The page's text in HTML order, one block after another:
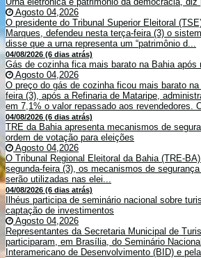
Agosto 04,2026
O presidente do Tribunal Superior Eleitoral
Marques, defendeu nesta terça-feira (3) o
disse que a urna representa um “patrimônio d...
04/08/2026 (6 dias atrás)
Gás de cozinha fica mais barato na Bahia após
Agosto 04,2026
O preço do gás de cozinha ficou mais barato
feira (3), após a Refinaria de Mataripe,
em 7,1% o valor repassado aos revendedores.
04/08/2026 (6 dias atrás)
TRE da Bahia apresenta mecanismos de
ordem de votação para eleições
Agosto 04,2026
O Tribunal Regional Eleitoral da Bahia (TRE-
segunda-feira (3), os mecanismos de
serão utilizadas nas elei...
04/08/2026 (6 dias atrás)
Ilhéus participa de seminário nacional sobre
captação de investimentos
Agosto 04,2026
Representantes da Secretaria Municipal de
participaram, em Brasília, do Seminário
Interamericano de Desenvolvimento (BID) e